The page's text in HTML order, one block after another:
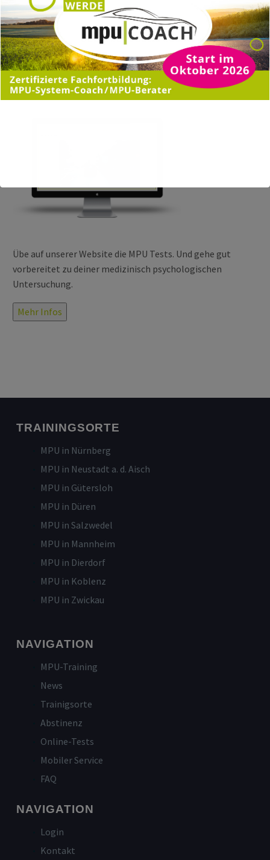
MPU ONLINE TEST ZUR
VORBEREITUNG
Übe auf unserer Website die MPU Tests. Und gehe gut
vorbereitet zu deiner medizinisch psychologischen
Untersuchung.
Mehr Infos
TRAININGSORTE
MPU in Nürnberg
MPU in Neustadt a. d. Aisch
MPU in Gütersloh
MPU in Düren
MPU in Salzwedel
MPU in Mannheim
MPU in Dierdorf
MPU in Koblenz
MPU in Zwickau
NAVIGATION
MPU-Training
News
Trainigsorte
Abstinenz
Online-Tests
Mobiler Service
FAQ
NAVIGATION
Login
Kontakt